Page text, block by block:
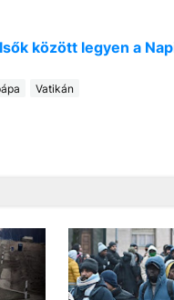
között legyen a
Vatikán